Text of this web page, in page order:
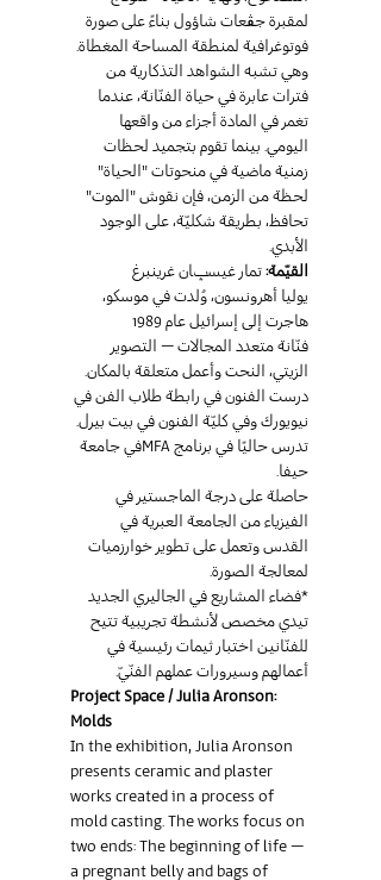
لمقبرة جڨعات شاؤول بناءً على صورة
فوتوغرافية لمنطقة المساحة المغطاة.
وهي تشبه الشواهد التذكارية من
فترات عابرة في حياة الفنّانة، عندما
تغمر في المادة أجزاء من واقعها
اليومي. بينما تقوم بتجميد لحظات
زمنية ماضية في منحوتات "الحياة"
لحظة من الزمن، فإن نقوش "الموت"
تحافظ، بطريقة شكليّة، على الوجود
الأبدي.
القيّمة: تمار غيسݒان غرينبرغ
يوليا أهرونسون، وُلدت في موسكو،
هاجرت إلى إسرائيل عام 1989
فنّانة متعدد المجالات – التصوير
الزيتي، النحت وأعمل متعلقة بالمكان.
درست الفنون في رابطة طلاب الفن في
نيويورك وفي كليّة الفنون في بيت بيرل.
تدرس حاليًا في برنامج MFAفي جامعة
حيفا.
حاصلة على درجة الماجستير في
الفيزياء من الجامعة العبرية في
القدس وتعمل على تطوير خوارزميات
لمعالجة الصورة.
*فضاء المشاريع في الجاليري الجديد
تيدي مخصص لأنشطة تجريبية تتيح
للفنّانين اختبار ثيمات رئيسية في
أعمالهم وسيرورات عملهم الفنّيّ.
Project Space / Julia Aronson:
Molds
In the exhibition, Julia Aronson
presents ceramic and plaster
works created in a process of
mold casting. The works focus on
two ends: The beginning of life –
a pregnant belly and bags of